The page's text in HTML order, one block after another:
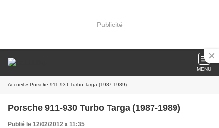
Publicité
MENU
Accueil » Porsche 911-930 Turbo Targa (1987-1989)
Porsche 911-930 Turbo Targa (1987-1989)
Publié le 12/02/2012 à 11:35